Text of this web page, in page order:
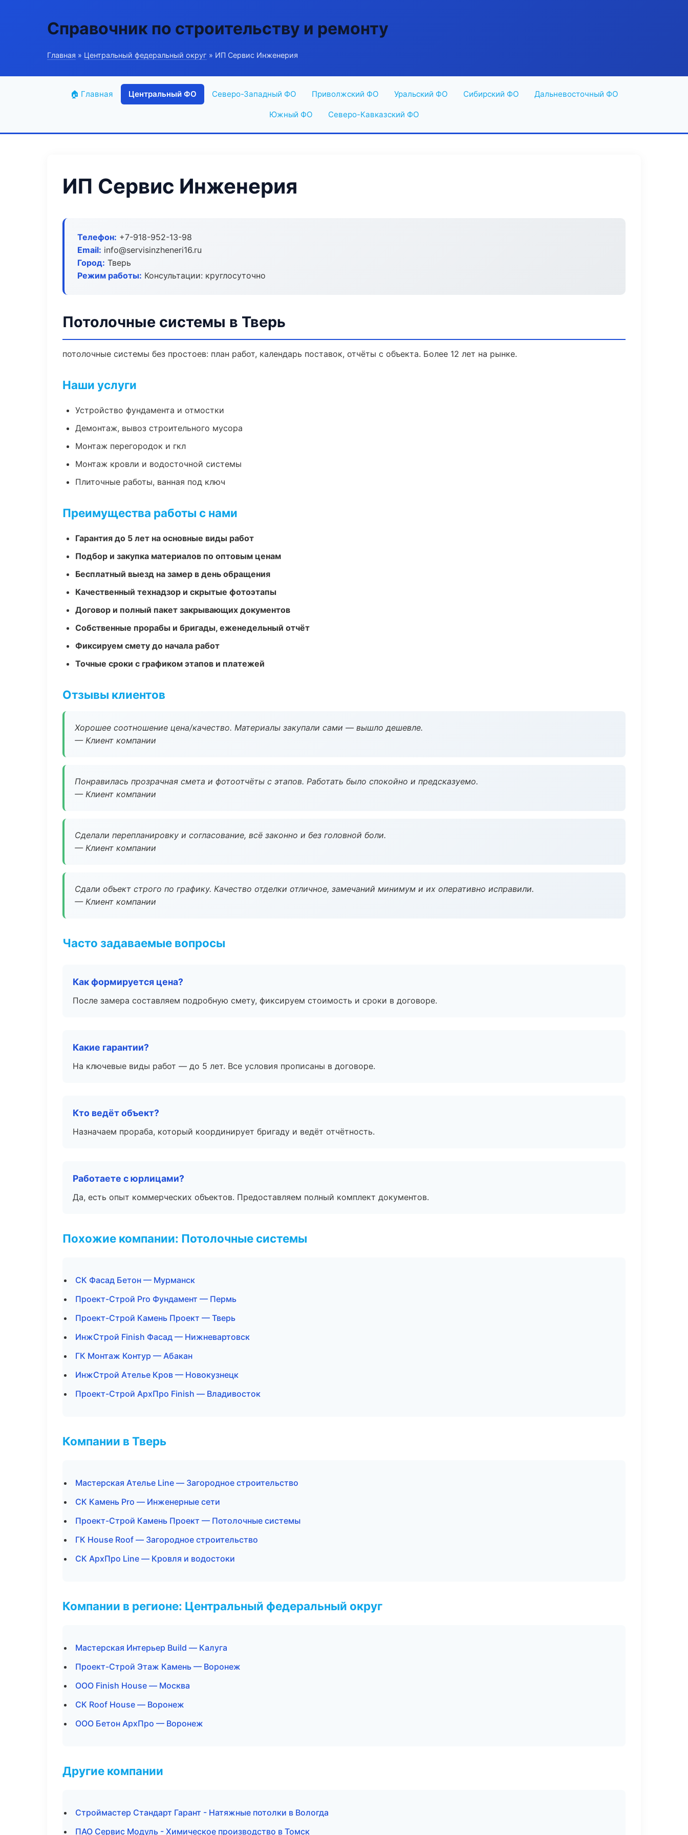
Справочник по строительству и ремонту
Главная » Центральный федеральный округ » ИП Сервис Инженерия
🏠 Главная Центральный ФО Северо-Западный ФО Приволжский ФО Уральский ФО Сибирский ФО Дальневосточный ФО
Южный ФО Северо-Кавказский ФО
ИП Сервис Инженерия
Телефон: +7-918-952-13-98
Email: info@servisinzheneri16.ru
Город: Тверь
Режим работы: Консультации: круглосуточно
Потолочные системы в Тверь
потолочные системы без простоев: план работ, календарь поставок, отчёты с объекта. Более 12 лет на рынке.
Наши услуги
Устройство фундамента и отмостки
Демонтаж, вывоз строительного мусора
Монтаж перегородок и гкл
Монтаж кровли и водосточной системы
Плиточные работы, ванная под ключ
Преимущества работы с нами
Гарантия до 5 лет на основные виды работ
Подбор и закупка материалов по оптовым ценам
Бесплатный выезд на замер в день обращения
Качественный технадзор и скрытые фотоэтапы
Договор и полный пакет закрывающих документов
Собственные прорабы и бригады, еженедельный отчёт
Фиксируем смету до начала работ
Точные сроки с графиком этапов и платежей
Отзывы клиентов
Хорошее соотношение цена/качество. Материалы закупали сами — вышло дешевле.
— Клиент компании
Понравилась прозрачная смета и фотоотчёты с этапов. Работать было спокойно и предсказуемо.
— Клиент компании
Сделали перепланировку и согласование, всё законно и без головной боли.
— Клиент компании
Сдали объект строго по графику. Качество отделки отличное, замечаний минимум и их оперативно исправили.
— Клиент компании
Часто задаваемые вопросы
Как формируется цена?
После замера составляем подробную смету, фиксируем стоимость и сроки в договоре.
Какие гарантии?
На ключевые виды работ — до 5 лет. Все условия прописаны в договоре.
Кто ведёт объект?
Назначаем прораба, который координирует бригаду и ведёт отчётность.
Работаете с юрлицами?
Да, есть опыт коммерческих объектов. Предоставляем полный комплект документов.
Похожие компании: Потолочные системы
СК Фасад Бетон — Мурманск
Проект-Строй Pro Фундамент — Пермь
Проект-Строй Камень Проект — Тверь
ИнжСтрой Finish Фасад — Нижневартовск
ГК Монтаж Контур — Абакан
ИнжСтрой Ателье Кров — Новокузнецк
Проект-Строй АрхПро Finish — Владивосток
Компании в Тверь
Мастерская Ателье Line — Загородное строительство
СК Камень Pro — Инженерные сети
Проект-Строй Камень Проект — Потолочные системы
ГК House Roof — Загородное строительство
СК АрхПро Line — Кровля и водостоки
Компании в регионе: Центральный федеральный округ
Мастерская Интерьер Build — Калуга
Проект-Строй Этаж Камень — Воронеж
ООО Finish House — Москва
СК Roof House — Воронеж
ООО Бетон АрхПро — Воронеж
Другие компании
Строймастер Стандарт Гарант - Натяжные потолки в Вологда
ПАО Сервис Модуль - Химическое производство в Томск